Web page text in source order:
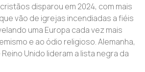
disparou em 2024, com mais
vão de igrejas incendiadas a fiéis
uma Europa cada vez mais
e ao ódio religioso. Alemanha,
Unido lideram a lista negra da